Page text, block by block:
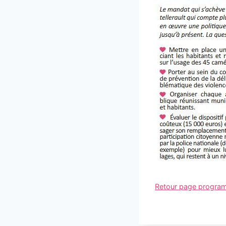
Retour page